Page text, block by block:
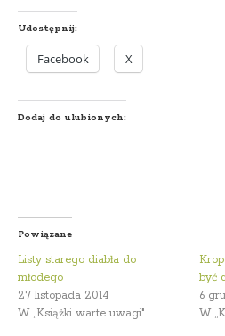
Udostępnij:
Facebook X
Dodaj do ulubionych:
Powiązane
Listy starego diabła do
młodego
27 listopada 2014
W „Książki warte uwagi"
być
6
W